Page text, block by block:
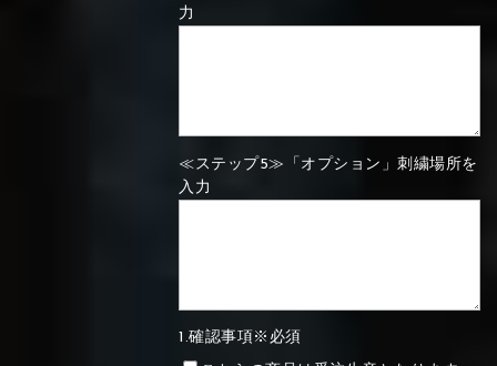
⑳Purple ㉑Violet
力
≪ステップ5≫「オプション」刺繍場所を
入力
1.確認事項※必須